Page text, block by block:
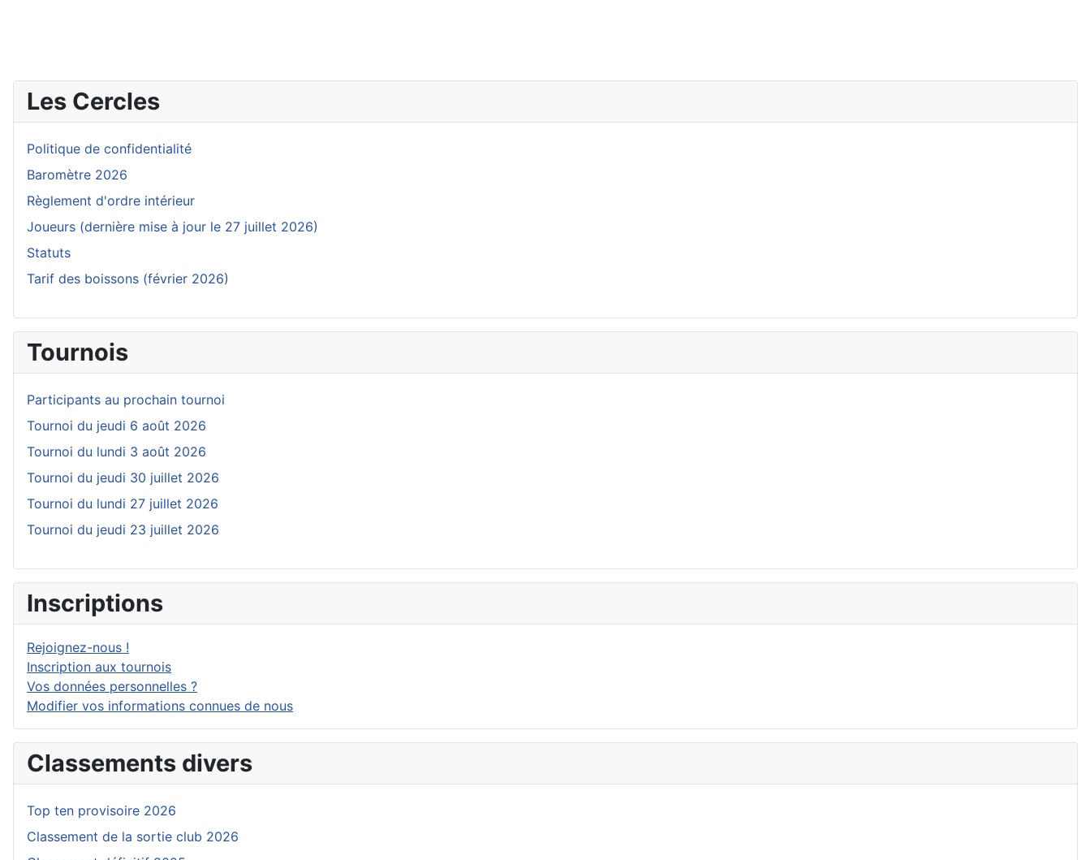
Les Cercles
Politique de confidentialité
Baromètre 2026
Règlement d'ordre intérieur
Joueurs (dernière mise à jour le 27 juillet 2026)
Statuts
Tarif des boissons (février 2026)
Tournois
Participants au prochain tournoi
Tournoi du jeudi 6 août 2026
Tournoi du lundi 3 août 2026
Tournoi du jeudi 30 juillet 2026
Tournoi du lundi 27 juillet 2026
Tournoi du jeudi 23 juillet 2026
Inscriptions
Rejoignez-nous !
Inscription aux tournois
Vos données personnelles ?
Modifier vos informations connues de nous
Classements divers
Top ten provisoire 2026
Classement de la sortie club 2026